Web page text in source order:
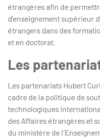
étrangères afin de
d’enseignement supérieur
étrangers dans des
et en doctorat.
Les
Les partenariats Hubert
cadre de la politique de
technologiques
des Affaires étrangères et
du ministère de